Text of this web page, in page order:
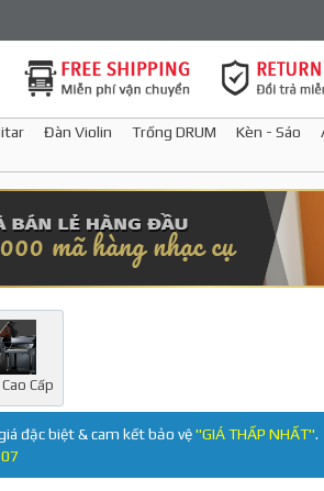
Đàn Violin Trống DRUM Kèn - Sáo
Cấp
đặc biệt & cam kết bảo vệ"GIÁ THẤP NHẤT".